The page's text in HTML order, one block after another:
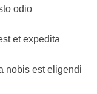
odio
et expedita
nobis est eligendi